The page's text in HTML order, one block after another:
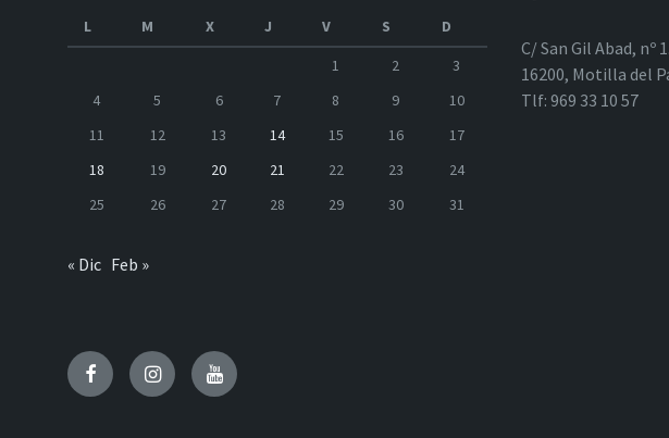
L
M X J V S
D
1
2
3
4
5 6 7 8 9
10
11
12 13 14 15 16
17
18
19 20 21 22 23
24
25
26 27 28 29 30 31
« Dic Feb »
C/ San Gil Abad, nº 1.
16200, Motilla del
Tlf: 969 33 10 57
FacebookInstagramYoutube